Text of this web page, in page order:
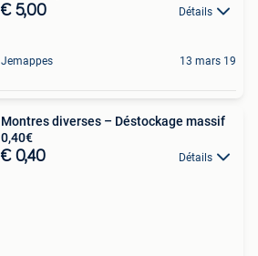
€ 5,00 Détails
Jemappes 13 mars 19
Montres diverses – Déstockage massif
0,40€
€ 0,40 Détails